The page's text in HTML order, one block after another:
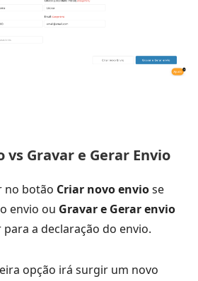
vs Gravar e Gerar Envio
no botão Criar novo enviose
envio ou Gravar e Gerar envio
a declaração do envio.
opção irá surgir um novo